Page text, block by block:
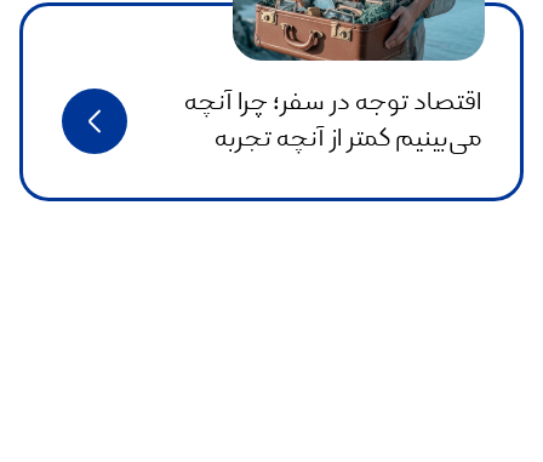
اقتصاد توجه در سفر؛ چرا آنچه
می‌بینیم کمتر از آنچه تجربه